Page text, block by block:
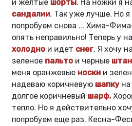
и желтые шорты. На ножки я
сандалии. Так уже лучше. Но
попробуем снова ... Хима-
опять неправильно! Теперь у
холодно и идет снег. Я хочу
зеленое пальто и черные
меня оранжевые носки и
надеваю коричневую шапку
долгое коричневый шарф.
тепло. Но я действительно
попробуем еще раз. Кесна-